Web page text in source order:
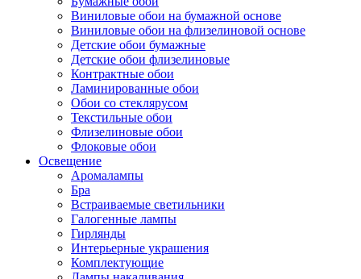
Виниловые обои на бумажной основе
Виниловые обои на флизелиновой основе
Детские обои бумажные
Детские обои флизелиновые
Контрактные обои
Ламинированные обои
Обои со стеклярусом
Текстильные обои
Флизелиновые обои
Флоковые обои
Освещение
Аромалампы
Бра
Встраиваемые светильники
Галогенные лампы
Гирлянды
Интерьерные украшения
Комплектующие